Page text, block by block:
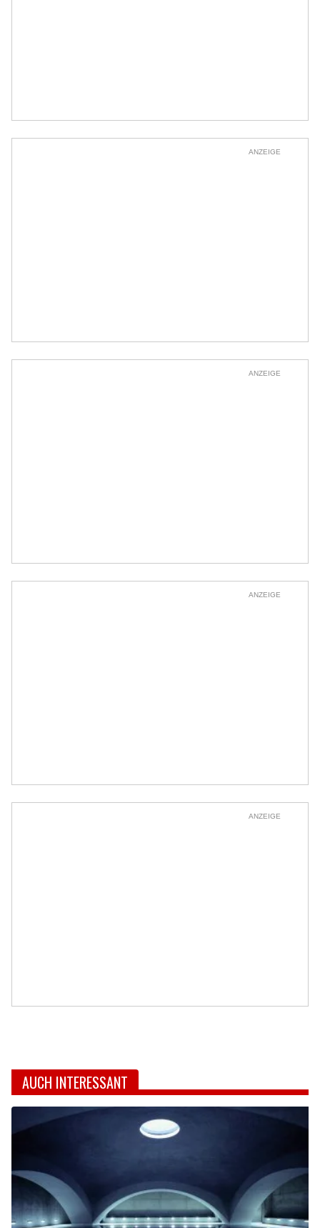
ANZEIGE
ANZEIGE
ANZEIGE
ANZEIGE
AUCH INTERESSANT